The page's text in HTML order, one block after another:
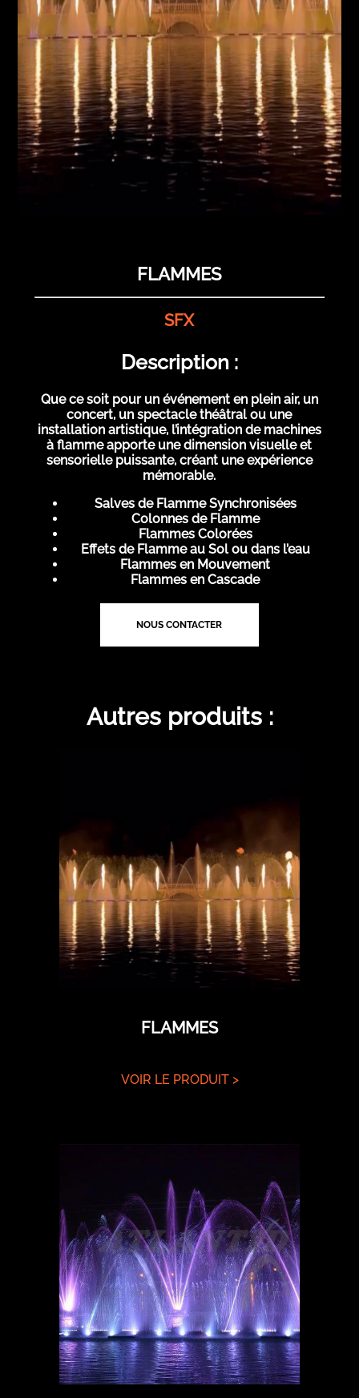
FLAMMES
SFX
Description :
Que ce soit pour un événement en plein air, un
concert, un spectacle théâtral ou une
installation artistique, l’intégration de machines
à flamme apporte une dimension visuelle et
sensorielle puissante, créant une expérience
mémorable.
Salves de Flamme Synchronisées
Colonnes de Flamme
Flammes Colorées
Effets de Flamme au Sol ou dans l’eau
Flammes en Mouvement
Flammes en Cascade
NOUS CONTACTER
Autres produits :
FLAMMES
VOIR LE PRODUIT >